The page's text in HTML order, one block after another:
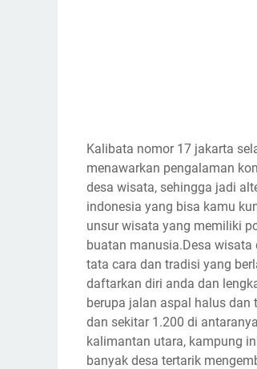
Kalibata nomor 17 jakarta
menawarkan pengalaman
desa wisata, sehingga jadi
indonesia yang bisa kamu
unsur wisata yang memiliki
buatan manusia.Desa
tata cara dan tradisi yang
daftarkan diri anda dan
berupa jalan aspal halus dan
dan sekitar 1.200 di
kalimantan utara, kampung
banyak desa tertarik